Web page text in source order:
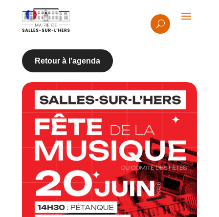
Retour à l'agenda